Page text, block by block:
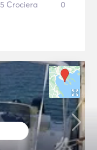
5 Crociera 0